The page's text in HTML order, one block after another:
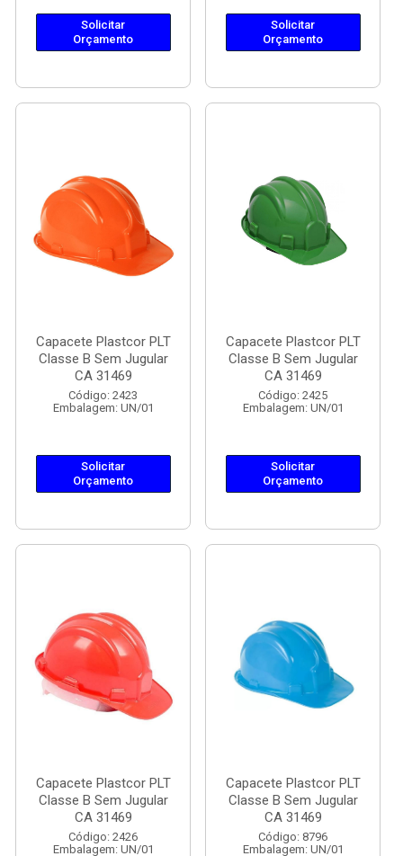
Solicitar
Orçamento
Solicitar
Orçamento
Capacete Plastcor PLT
Classe B Sem Jugular
CA 31469
Código: 2423
Embalagem: UN/01
Solicitar
Orçamento
Capacete Plastcor PLT
Classe B Sem Jugular
CA 31469
Código: 2425
Embalagem: UN/01
Solicitar
Orçamento
Capacete Plastcor PLT
Classe B Sem Jugular
CA 31469
Código: 2426
Embalagem: UN/01
Capacete Plastcor PLT
Classe B Sem Jugular
CA 31469
Código: 8796
Embalagem: UN/01